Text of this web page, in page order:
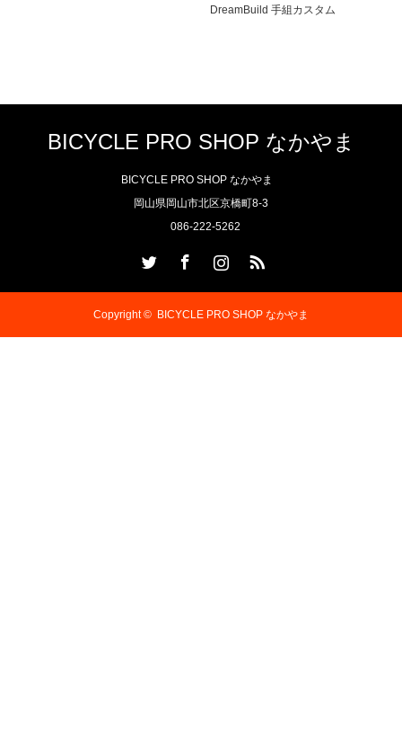
DreamBuild 手組カスタム
BICYCLE PRO SHOP なかやま
BICYCLE PRO SHOP なかやま
岡山県岡山市北区京橋町8-3
086-222-5262
Copyright © BICYCLE PRO SHOP なかやま